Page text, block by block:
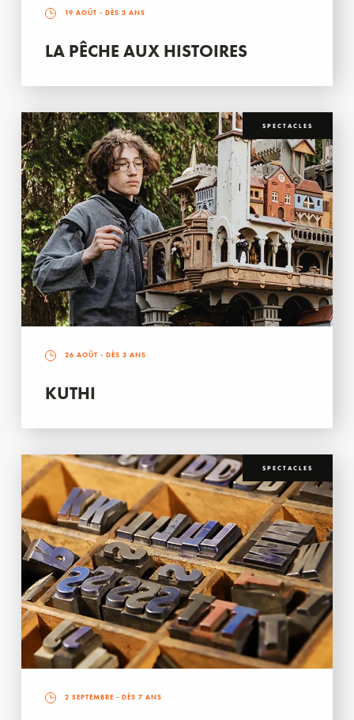
19 AOÛT - DÈS 3 ANS
LA PÊCHE AUX HISTOIRES
SPECTACLES
26 AOÛT - DÈS 3 ANS
KUTHI
SPECTACLES
2 SEPTEMBRE - DÈS 7 ANS